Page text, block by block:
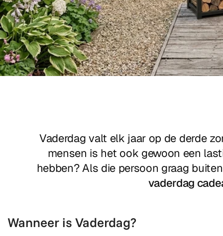
Vaderdag valt elk jaar op de derde
mensen is het ook gewoon een
hebben? Als die persoon graag
vaderdag
Wanneer is Vaderdag?